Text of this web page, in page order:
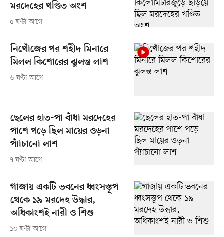
মরদেহের খণ্ডিত অংশ
৫ ঘণ্টা আগে
নিখোঁজের পর শহীদ মিনারে
মিলল কিশোরের ঝুলন্ত লাশ
৬ ঘণ্টা আগে
ছেলের হাত-পা বাঁধা মরদেহের
পাশে পড়ে ছিল মায়ের ওড়না
প্যাঁচানো লাশ
৭ ঘণ্টা আগে
গাজায় একটি ভবনের ধ্বংসস্তূপ
থেকে ১৯ মরদেহ উদ্ধার,
অধিকাংশই নারী ও শিশু
১০ ঘণ্টা আগে